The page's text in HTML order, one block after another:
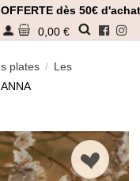
dès 50€
0,00 €
plates / Les
n